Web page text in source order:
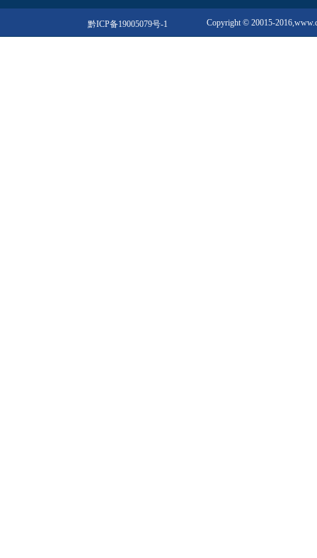
黔ICP备19005079号-1 Copyright © 20015-